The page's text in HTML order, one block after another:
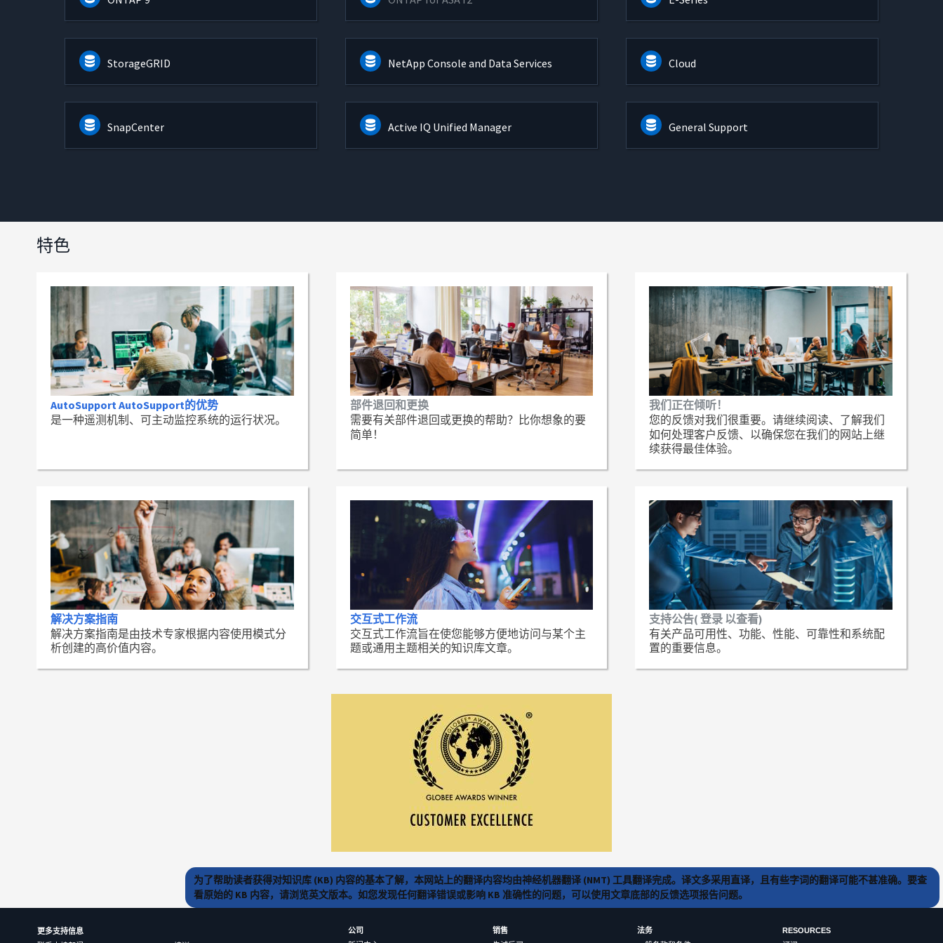
StorageGRID NetApp Console and Data Services Cloud
SnapCenter Active IQ Unified Manager General Support
特色
AutoSupport AutoSupport的优势
是一种遥测机制、可主动监控系统的运行状况。
部件退回和更换
需要有关部件退回或更换的帮助？比你想象的要
简单！
我们正在倾听！
您的反馈对我们很重要。请继续阅读、了解我们
如何处理客户反馈、以确保您在我们的网站上继
续获得最佳体验。
解决方案指南
解决方案指南是由技术专家根据内容使用模式分
析创建的高价值内容。
交互式工作流
交互式工作流旨在使您能够方便地访问与某个主
题或通用主题相关的知识库文章。
支持公告( 登录 以查看)
有关产品可用性、功能、性能、可靠性和系统配
置的重要信息。
为了帮助读者获得对知识库 (KB) 内容的基本了解，本网站上的翻译内容均由神经机器翻译 (NMT) 工具翻译完成。译文多采用直译，且有些字词的翻译可能不甚准确。要查
看原始的 KB 内容，请浏览英文版本。如您发现任何翻译错误或影响 KB 准确性的问题，可以使用文章底部的反馈选项报告问题。
更多支持信息
公司
销售
法务
RESOURCES